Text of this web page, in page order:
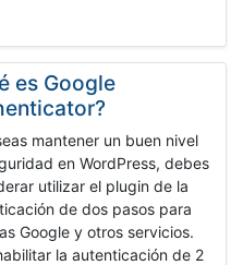
es Google
mantener un buen nivel
en WordPress, debes
utilizar el plugin de la
de dos pasos para
Google y otros servicios.
la autenticación de 2